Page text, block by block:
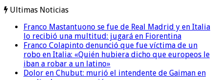
Ultimas Noticias
Franco Mastantuono se fue de Real Madrid y en Italia
lo recibió una multitud: jugará en Fiorentina
Franco Colapinto denunció que fue víctima de un
robo en Italia: «Quién hubiera dicho que europeos le
iban a robar a un latino»
Dolor en Chubut: murió el intendente de Gaiman en